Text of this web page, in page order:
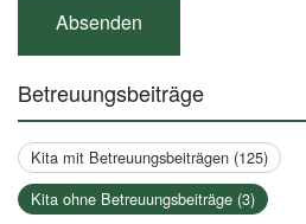
Betreuungsbeiträge
Kita mit Betreuungsbeiträgen (125)
Kita ohne Betreuungsbeiträge (3)